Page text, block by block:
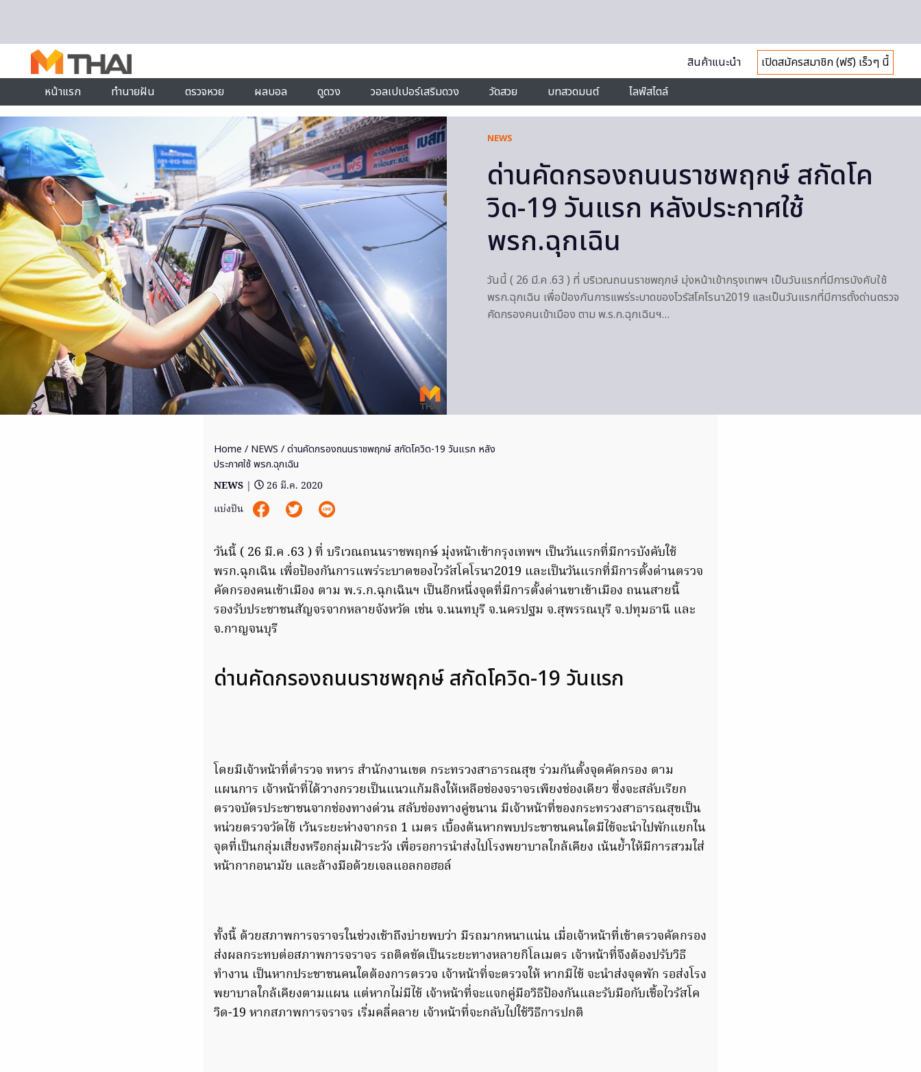
สินค้าแนะนำ
เปิดสมัครสมาชิก (ฟรี) เร็วๆ นี้
หน้าแรก
ทำนายฝัน ตรวจหวย ผลบอล ดูดวง วอลเปเปอร์เสริมดวง วัดสวย บทสวดมนต์ ไลฟ์สไตล์
NEWS
ด่านคัดกรองถนนราชพฤกษ์ สกัดโค
วิด-19 วันแรก หลังประกาศใช้
พรก.ฉุกเฉิน
วันนี้ ( 26 มี.ค .63 ) ที่ บริเวณถนนราชพฤกษ์ มุ่งหน้าเข้ากรุงเทพฯ เป็นวันแรกที่มีการบังคับใช้
พรก.ฉุกเฉิน เพื่อป้องกันการแพร่ระบาดของไวรัสโคโรนา2019 และเป็นวันแรกที่มีการตั้งด่านตรวจ
คัดกรองคนเข้าเมือง ตาม พ.ร.ก.ฉุกเฉินฯ…
Home / NEWS / ด่านคัดกรองถนนราชพฤกษ์ สกัดโควิด-19 วันแรก หลัง
ประกาศใช้ พรก.ฉุกเฉิน
NEWS |
26 มี.ค. 2020
แบ่งปัน
วันนี้ ( 26 มี.ค .63 ) ที่ บริเวณถนนราชพฤกษ์ มุ่งหน้าเข้ากรุงเทพฯ เป็นวันแรกที่มีการบังคับใช้
พรก.ฉุกเฉิน เพื่อป้องกันการแพร่ระบาดของไวรัสโคโรนา2019 และเป็นวันแรกที่มีการตั้งด่านตรวจ
คัดกรองคนเข้าเมือง ตาม พ.ร.ก.ฉุกเฉินฯ เป็นอีกหนึ่งจุดที่มีการตั้งด่านขาเข้าเมือง ถนนสายนี้
รองรับประชาชนสัญจรจากหลายจังหวัด เช่น จ.นนทบุรี จ.นครปฐม จ.สุพรรณบุรี จ.ปทุมธานี และ
จ.กาญจนบุรี
ด่านคัดกรองถนนราชพฤกษ์ สกัดโควิด-19 วันแรก
โดยมีเจ้าหน้าที่ตำรวจ ทหาร สำนักงานเขต กระทรวงสาธารณสุข ร่วมกันตั้งจุดคัดกรอง ตาม
แผนการ เจ้าหน้าที่ได้วางกรวยเป็นแนวแก้มลิงให้เหลือช่องจราจรเพียงช่องเดียว ซึ่งจะสลับเรียก
ตรวจบัตรประชาชนจากช่องทางด่วน สลับช่องทางคู่ขนาน มีเจ้าหน้าที่ของกระทรวงสาธารณสุขเป็น
หน่วยตรวจวัดไข้ เว้นระยะห่างจากรถ 1 เมตร เบื้องต้นหากพบประชาชนคนใดมีไข้จะนำไปพักแยกใน
จุดที่เป็นกลุ่มเสี่ยงหรือกลุ่มเฝ้าระวัง เพื่อรอการนำส่งไปโรงพยาบาลใกล้เคียง เน้นย้ำให้มีการสวมใส่
หน้ากากอนามัย และล้างมือด้วยเจลแอลกอฮอล์
ทั้งนี้ ด้วยสภาพการจราจรในช่วงเช้าถึงบ่ายพบว่า มีรถมากหนาแน่น เมื่อเจ้าหน้าที่เข้าตรวจคัดกรอง
ส่งผลกระทบต่อสภาพการจราจร รถติดขัดเป็นระยะทางหลายกิโลเมตร เจ้าหน้าที่จึงต้องปรับวิธี
ทำงาน เป็นหากประชาชนคนใดต้องการตรวจ เจ้าหน้าที่จะตรวจให้ หากมีไข้ จะนำส่งจุดพัก รอส่งโรง
พยาบาลใกล้เคียงตามแผน แต่หากไม่มีไข้ เจ้าหน้าที่จะแจกคู่มือวิธีป้องกันและรับมือกับเชื้อไวรัสโค
วิด-19 หากสภาพการจราจร เริ่มคลี่คลาย เจ้าหน้าที่จะกลับไปใช้วิธีการปกติ